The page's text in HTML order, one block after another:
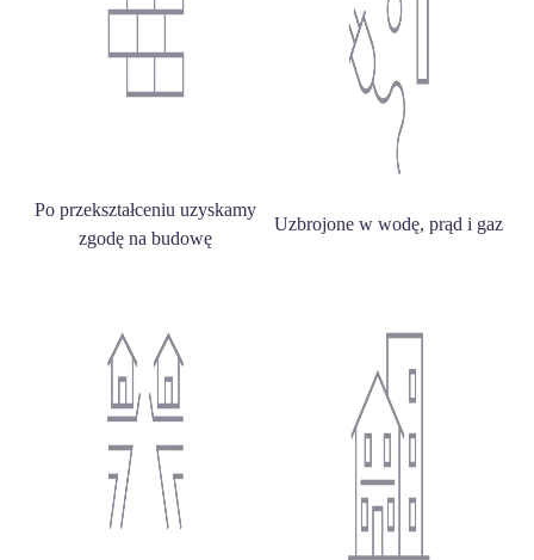
Po przekształceniu uzyskamy
zgodę na budowę
Uzbrojone w wodę, prąd i gaz